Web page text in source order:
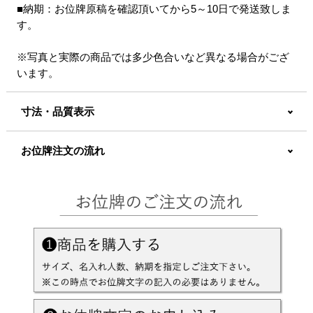
■納期：お位牌原稿を確認頂いてから5～10日で発送致しま
す。
※写真と実際の商品では多少色合いなど異なる場合がござ
います。
寸法・品質表示
お位牌注文の流れ